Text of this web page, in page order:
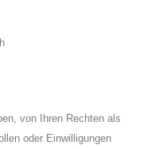
von Ihren Rechten als
oder Einwilligungen